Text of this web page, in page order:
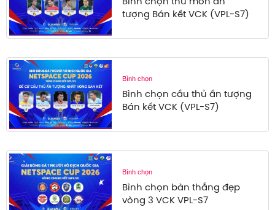
tượng Bán kết VCK (VPL-S7)
Bình chọn
Bình chọn cầu thủ ấn tượng
Bán kết VCK (VPL-S7)
Bình chọn
Bình chọn bàn thắng đẹp
vòng 3 VCK VPL-S7